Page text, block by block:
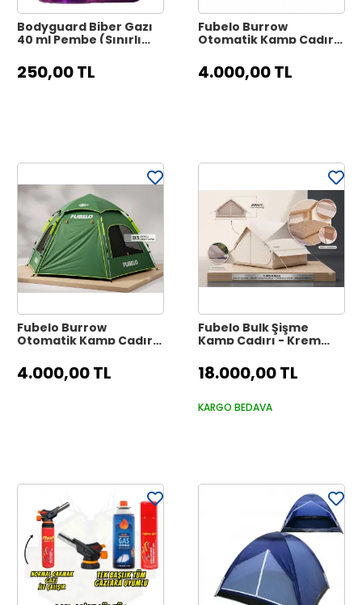
Bodyguard Biber Gazı
40 ml Pembe (Sınırlı
Savunma Spreyi
250,00 TL
Fubelo Burrow
Otomatik Kamp Çadırı
(Otomatik Yaylı
Sistem)
4.000,00 TL
Fubelo Burrow
Otomatik Kamp Çadırı
(Otomatik Yaylı
Sistem)
4.000,00 TL
Fubelo Bulk Şişme
Kamp Çadırı - Krem
18.000,00 TL
KARGO BEDAVA